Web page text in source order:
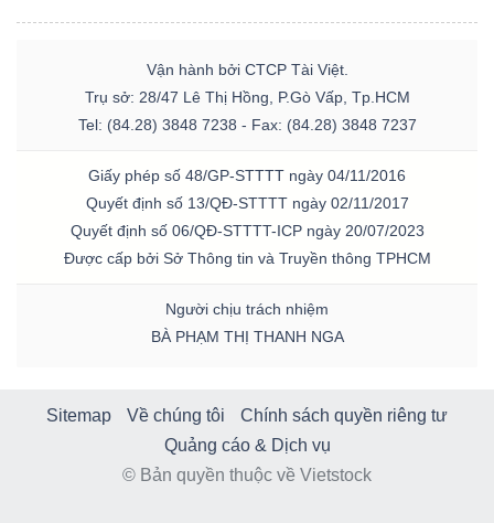
Vận hành bởi CTCP Tài Việt.
Trụ sở: 28/47 Lê Thị Hồng, P.Gò Vấp, Tp.HCM
Tel: (84.28) 3848 7238 - Fax: (84.28) 3848 7237
Giấy phép số 48/GP-STTTT ngày 04/11/2016
Quyết định số 13/QĐ-STTTT ngày 02/11/2017
Quyết định số 06/QĐ-STTTT-ICP ngày 20/07/2023
Được cấp bởi Sở Thông tin và Truyền thông TPHCM
Người chịu trách nhiệm
BÀ PHẠM THỊ THANH NGA
Sitemap Về chúng tôi
Chính sách quyền riêng tư
Quảng cáo & Dịch vụ
© Bản quyền thuộc về Vietstock